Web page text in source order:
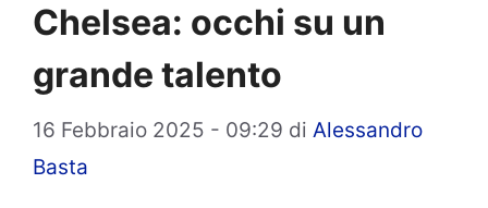
Chelsea: occhi su un
grande talento
16 Febbraio 2025 - 09:29 di Alessandro
Basta